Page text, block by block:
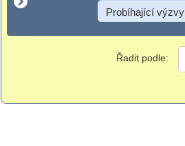
Probíhající výzvy
Řadit podle: